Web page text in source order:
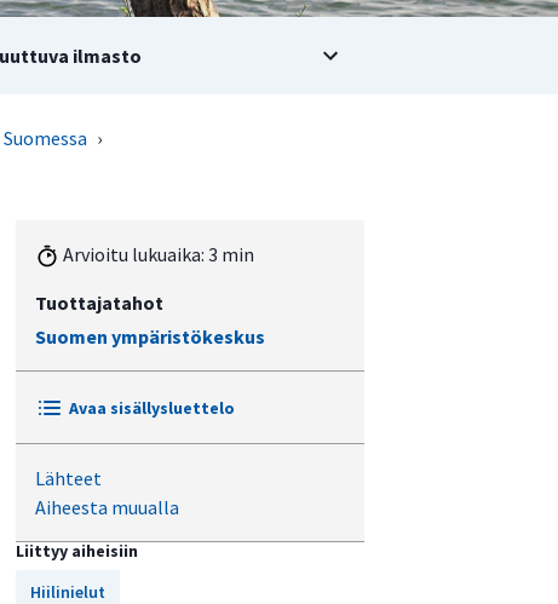
ilmasto
›
Arvioitu lukuaika: 3 min
Tuottajatahot
Suomen ympäristökeskus
Avaa sisällysluettelo
Alueiden käytön ja rakentamisen
ohjaus
Kuntien erityismahdollisuudet
Lähteet
Aiheesta muualla
Liittyy aiheisiin
Hiilinielut